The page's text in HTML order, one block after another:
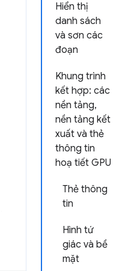
Hiển thị
danh sách
và sơn các
đoạn
Khung trình
kết hợp: các
nền tảng,
nền tảng kết
xuất và thẻ
thông tin
hoạ tiết GPU
Thẻ thông
tin
Hình tứ
giác và bề
mặt